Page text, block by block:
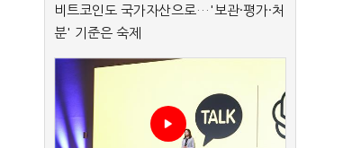
비트코인도 국가자산으로…'보관·평가·처
분' 기준은 숙제